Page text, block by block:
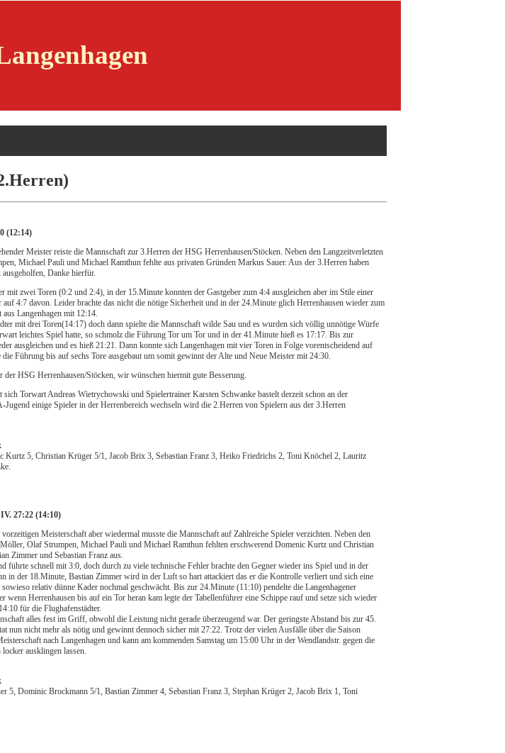
(12:14)
Meister reiste die Mannschaft zur 3.Herren der HSG Herrenhausen/Stöcken. Neben den Langzeitverletzten
Michael Pauli und Michael Ramthun fehlte aus privaten Gründen Markus Sauer. Aus der 3.Herren haben
Danke hierfür.
mit zwei Toren (0:2 und 2:4), in der 15.Minute konnten der Gastgeber zum 4:4 ausgleichen aber im Stile einer
4:7 davon. Leider brachte das nicht die nötige Sicherheit und in der 24.Minute glich Herrenhausen wieder zum
Langenhagen mit 12:14.
mit drei Toren(14:17) doch dann spielte die Mannschaft wilde Sau und es wurden sich völlig unnötige Würfe
leichtes Spiel hatte, so schmolz die Führung Tor um Tor und in der 41.Minute hieß es 17:17. Bis zur
ausgleichen und es hieß 21:21. Dann konnte sich Langenhagen mit vier Toren in Folge vorentscheidend auf
Führung bis auf sechs Tore ausgebaut um somit gewinnt der Alte und Neue Meister mit 24:30.
der HSG Herrenhausen/Stöcken, wir wünschen hiermit gute Besserung.
sich Torwart Andreas Wietrychowski und Spielertrainer Karsten Schwanke bastelt derzeit schon an der
Jugend einige Spieler in der Herrenbereich wechseln wird die 2.Herren von Spielern aus der 3.Herren
5, Christian Krüger 5/1, Jacob Brix 3, Sebastian Franz 3, Heiko Friedrichs 2, Toni Knöchel 2, Lauritz
27:22 (14:10)
Meisterschaft aber wiedermal musste die Mannschaft auf Zahlreiche Spieler verzichten. Neben den
Olaf Strumpen, Michael Pauli und Michael Ramthun fehlten erschwerend Domenic Kurtz und Christian
Zimmer und Sebastian Franz aus.
führte schnell mit 3:0, doch durch zu viele technische Fehler brachte den Gegner wieder ins Spiel und in der
in der 18.Minute, Bastian Zimmer wird in der Luft so hart attackiert das er die Kontrolle verliert und sich eine
relativ dünne Kader nochmal geschwächt. Bis zur 24.Minute (11:10) pendelte die Langenhagener
wenn Herrenhausen bis auf ein Tor heran kam legte der Tabellenführer eine Schippe rauf und setze sich wieder
für die Flughafenstädter.
alles fest im Griff, obwohl die Leistung nicht gerade überzeugend war. Der geringste Abstand bis zur 45.
nun nicht mehr als nötig und gewinnt dennoch sicher mit 27:22. Trotz der vielen Ausfälle über die Saison
nach Langenhagen und kann am kommenden Samstag um 15:00 Uhr in der Wendlandstr. gegen die
ausklingen lassen.
5, Dominic Brockmann 5/1, Bastian Zimmer 4, Sebastian Franz 3, Stephan Krüger 2, Jacob Brix 1, Toni